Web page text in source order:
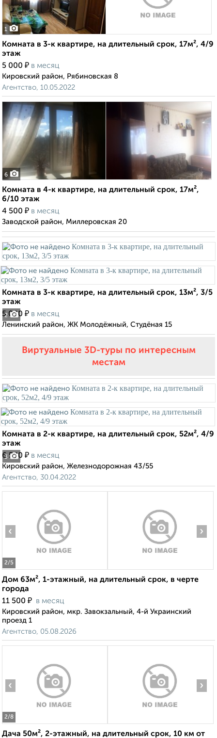
1
Комната в 3-к квартире, на длительный срок, 17м², 4/9
этаж
5 000 ₽ в месяц
Кировский район, Рябиновская 8
Агентство, 10.05.2022
6
Комната в 4-к квартире, на длительный срок, 17м²,
6/10 этаж
4 500 ₽ в месяц
Заводской район, Миллеровская 20
2
Комната в 3-к квартире, на длительный срок, 13м², 3/5
этаж
5 000 ₽ в месяц
Ленинский район, ЖК Молодёжный, Студёная 15
Виртуальные 3D-туры по интересным
местам
3
Комната в 2-к квартире, на длительный срок, 52м², 4/9
этаж
6 500 ₽ в месяц
Кировский район, Железнодорожная 43/55
Агентство, 30.04.2022
2/5
‹ ›
Дом 63м², 1-этажный, на длительный срок, в черте
города
11 500 ₽ в месяц
Кировский район, мкр. Завокзальный, 4-й Украинский
проезд 1
Агентство, 05.08.2026
2/8
‹ ›
Дача 50м², 2-этажный, на длительный срок, 10 км от